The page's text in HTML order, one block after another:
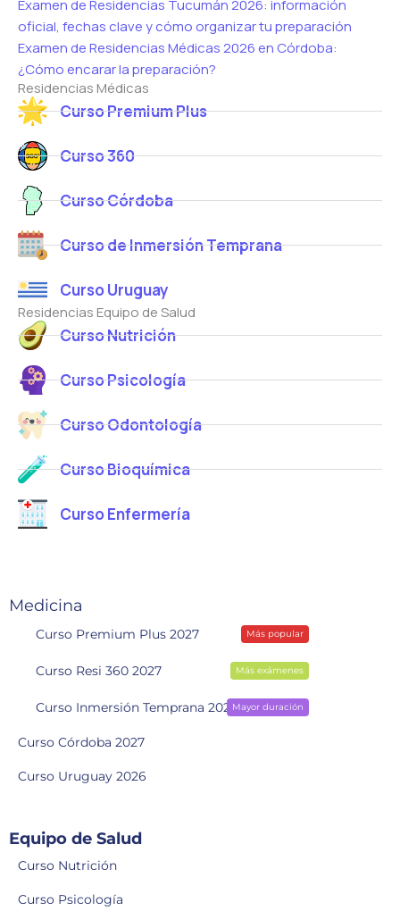
Examen de Residencias Tucumán 2026: información
oficial, fechas clave y cómo organizar tu preparación
Examen de Residencias Médicas 2026 en Córdoba:
¿Cómo encarar la preparación?
Residencias Médicas
Curso Premium Plus
Curso 360
Curso Córdoba
Curso de Inmersión Temprana
Curso Uruguay
Residencias Equipo de Salud
Curso Nutrición
Curso Psicología
Curso Odontología
Curso Bioquímica
Curso Enfermería
Medicina
Curso Premium Plus 2027 Más popular
Curso Resi 360 2027 Más exámenes
Curso Inmersión Temprana 2028Mayor duración
Curso Córdoba 2027
Curso Uruguay 2026
Equipo de Salud
Curso Nutrición
Curso Psicología